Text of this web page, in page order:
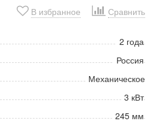
В избранное Сравнить
2 года
Россия
Механическое
3 кВт
245 мм